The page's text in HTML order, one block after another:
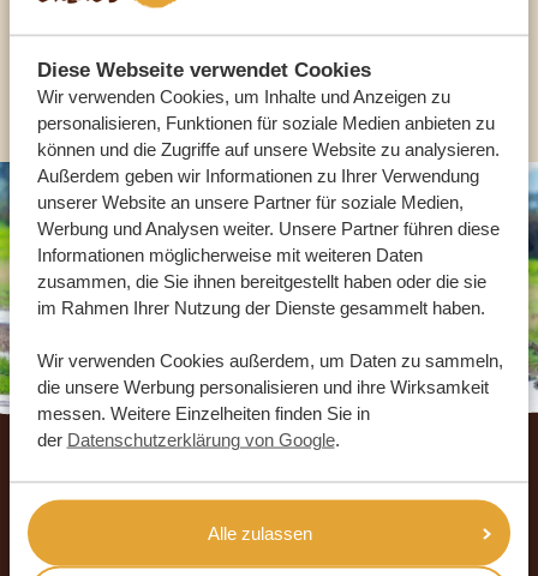
Diese Webseite verwendet Cookies
Wir verwenden Cookies, um Inhalte und Anzeigen zu
personalisieren, Funktionen für soziale Medien anbieten zu
können und die Zugriffe auf unsere Website zu analysieren.
Außerdem geben wir Informationen zu Ihrer Verwendung
unserer Website an unsere Partner für soziale Medien,
Werbung und Analysen weiter. Unsere Partner führen diese
Informationen möglicherweise mit weiteren Daten
zusammen, die Sie ihnen bereitgestellt haben oder die sie
im Rahmen Ihrer Nutzung der Dienste gesammelt haben.
Wir verwenden Cookies außerdem, um Daten zu sammeln,
die unsere Werbung personalisieren und ihre Wirksamkeit
messen. Weitere Einzelheiten finden Sie in
der Datenschutzerklärung von Google.
Alle zulassen
ANDERE LÄNDER
Footer
UNSERE GÄSTE EMPFEHLEN AFRIKA
SAFARI URLAUB
Basierend auf916+ Reviews